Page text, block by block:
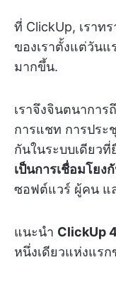
ที่ ClickUp, เราท
ของเราตั้งแต่วัน
มากขึ้น.
เราจึงจินตนากา
การแชท การประ
กันในระบบเดียว
เป็นการเชื่อมโยง
ซอฟต์แวร์ ผู้คน แ
แนะนำ ClickUp
หนึ่งเดียวแห่งแรก